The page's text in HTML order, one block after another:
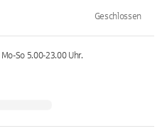
Geschlossen
Mo-So 5.00-23.00Uhr.